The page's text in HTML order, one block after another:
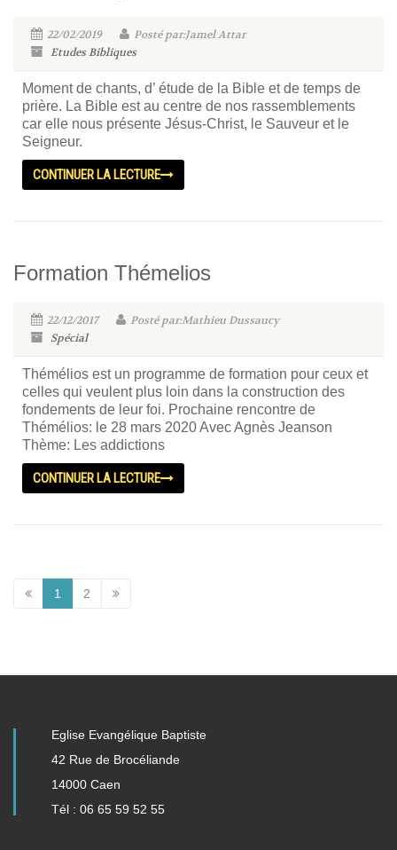
22/02/2019
Posté par:Jamel Attar
Etudes Bibliques
Moment de chants, d’ étude de la Bible et de temps de
prière. La Bible est au centre de nos rassemblements
car elle nous présente Jésus-Christ, le Sauveur et le
Seigneur.
CONTINUER LA LECTURE
Formation Thémelios
22/12/2017
Posté par:Mathieu Dussaucy
Spécial
Thémélios est un programme de formation pour ceux et
celles qui veulent plus loin dans la construction des
fondements de leur foi. Prochaine rencontre de
Thémélios: le 28 mars 2020 Avec Agnès Jeanson
Thème: Les addictions
CONTINUER LA LECTURE
1 2
Eglise Evangélique Baptiste
42 Rue de Brocéliande
14000 Caen
Tél : 06 65 59 52 55